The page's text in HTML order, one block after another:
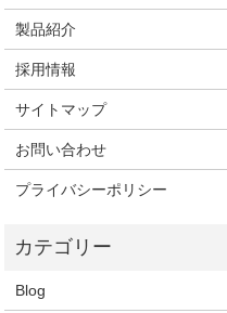
製品紹介
採用情報
サイトマップ
お問い合わせ
プライバシーポリシー
Blog